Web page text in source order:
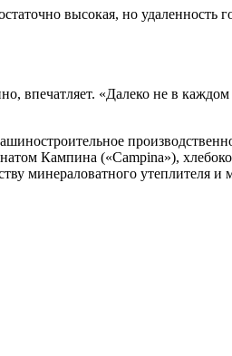
высокая, но удаленность
«Далеко не в
Кампина («Campina»),
минераловатного утеплителя